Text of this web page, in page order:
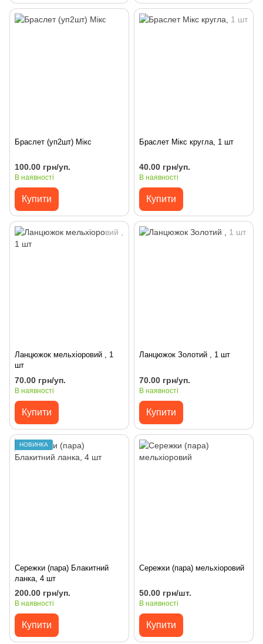
Браслет (уп2шт) Мікс
100.00 грн/уп.
В наявності
Купити
Браслет Мікс кругла, 1 шт
40.00 грн/уп.
В наявності
Купити
Ланцюжок мельхіоровий , 1
шт
70.00 грн/уп.
В наявності
Купити
Ланцюжок Золотий , 1 шт
70.00 грн/уп.
В наявності
Купити
НОВИНКА
Сережки (пара) Блакитний
ланка, 4 шт
200.00 грн/уп.
В наявності
Купити
Сережки (пара) мельхіоровий
50.00 грн/шт.
В наявності
Купити